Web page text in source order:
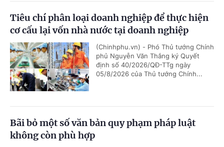
Tiêu chí phân loại doanh nghiệp để thực hiện
cơ cấu lại vốn nhà nước tại doanh nghiệp
(Chinhphu.vn) - Phó Thủ tướng Chính
phủ Nguyễn Văn Thắng ký Quyết
định số 40/2026/QĐ-TTg ngày
05/8/2026 của Thủ tướng Chính...
Bãi bỏ một số văn bản quy phạm pháp luật
không còn phù hợp